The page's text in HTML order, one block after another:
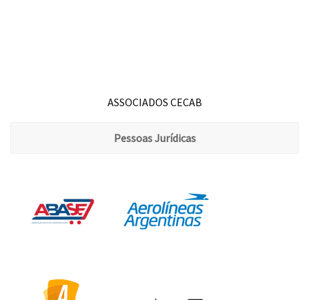
ASSOCIADOS CECAB
Pessoas Jurídicas